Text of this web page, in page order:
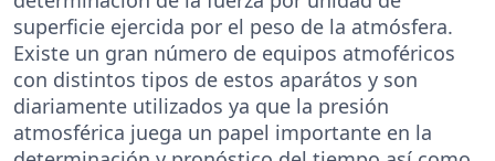
superficie ejercida por el peso de la atmósfera.
Existe un gran número de equipos atmoféricos
con distintos tipos de estos aparátos y son
diariamente utilizados ya que la presión
atmosférica juega un papel importante en la